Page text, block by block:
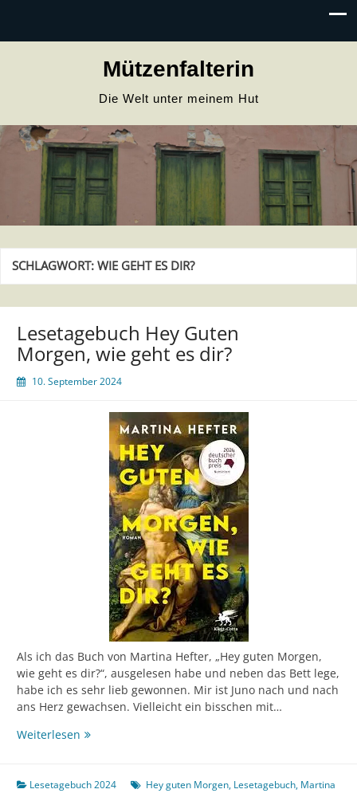
Mützenfalterin
Die Welt unter meinem Hut
SCHLAGWORT:WIE GEHT ES DIR?
Lesetagebuch Hey Guten
Morgen, wie geht es dir?
10. September 2024
Als ich das Buch von Martina Hefter, „Hey guten Morgen,
wie geht es dir?“, ausgelesen habe und neben das Bett lege,
habe ich es sehr lieb gewonnen. Mir ist Juno nach und nach
ans Herz gewachsen. Vielleicht ein bisschen mit…
Weiterlesen Lesetagebuch
Morgen,
Lesetagebuch 2024 Hey guten Morgen, Lesetagebuch, Martina